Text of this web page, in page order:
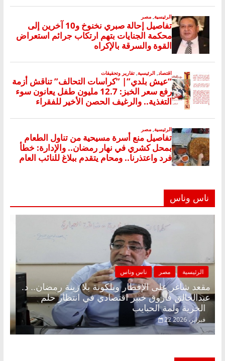
ناس وناس
الرئيسية مصر ناس وناس
مقعد شاغر على الإفطار وبلكونة بلا زينة رمضان.. د.
عبدالخالق فاروق خبير اقتصادي في انتظار حلم
الحرية ولمة الحبايب
22 فبراير، 2026